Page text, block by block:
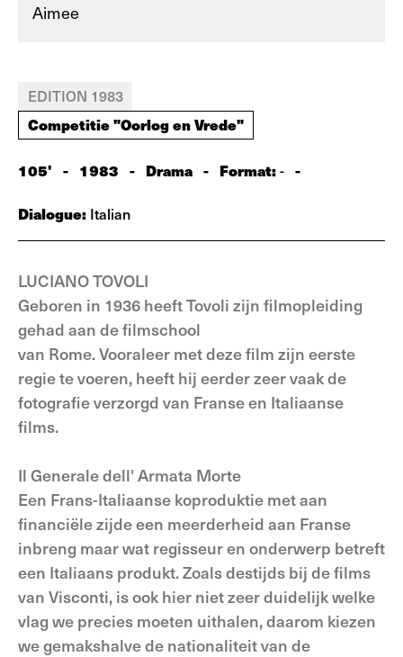
Aimee
EDITION 1983
Competitie "Oorlog en Vrede"
105' - 1983 - Drama - Format:- -
Dialogue: Italian
LUCIANO TOVOLI
Geboren in 1936 heeft Tovoli zijn filmopleiding
gehad aan de filmschool
van Rome. Vooraleer met deze film zijn eerste
regie te voeren, heeft hij eerder zeer vaak de
fotografie verzorgd van Franse en Italiaanse
films.
Il Generale dell' Armata Morte
Een Frans-Italiaanse koproduktie met aan
financiële zijde een meerderheid aan Franse
inbreng maar wat regisseur en onderwerp betreft
een Italiaans produkt. Zoals destijds bij de films
van Visconti, is ook hier niet zeer duidelijk welke
vlag we precies moeten uithalen, daarom kiezen
we gemakshalve de nationaliteit van de